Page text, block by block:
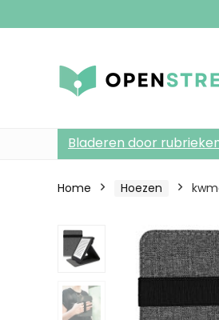
Bladeren door
Home Hoezen